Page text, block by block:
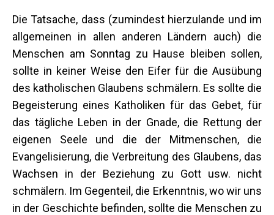
Die Tatsache, dass (zumindest hierzulande und im
allgemeinen in allen anderen Ländern auch) die
Menschen am Sonntag zu Hause bleiben sollen,
sollte in keiner Weise den Eifer für die Ausübung
des katholischen Glaubens schmälern. Es sollte die
Begeisterung eines Katholiken für das Gebet, für
das tägliche Leben in der Gnade, die Rettung der
eigenen Seele und die der Mitmenschen, die
Evangelisierung, die Verbreitung des Glaubens, das
Wachsen in der Beziehung zu Gott usw. nicht
schmälern. Im Gegenteil, die Erkenntnis, wo wir uns
in der Geschichte befinden, sollte die Menschen zu